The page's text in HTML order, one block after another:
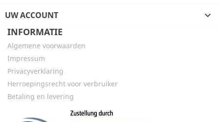
UW ACCOUNT

INFORMATIE
Algemene voorwaarden
Impressum
Privacyverklaring
Herroepingsrecht voor verbruiker
Betaling en levering